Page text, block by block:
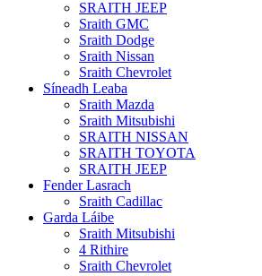
SRAITH JEEP
Sraith GMC
Sraith Dodge
Sraith Nissan
Sraith Chevrolet
Síneadh Leaba
Sraith Mazda
Sraith Mitsubishi
SRAITH NISSAN
SRAITH TOYOTA
SRAITH JEEP
Fender Lasrach
Sraith Cadillac
Garda Láibe
Sraith Mitsubishi
4 Rithire
Sraith Chevrolet